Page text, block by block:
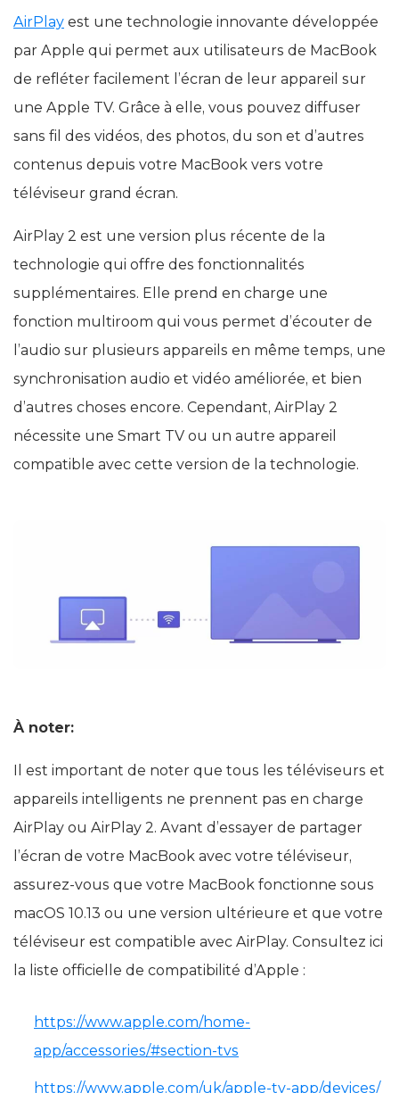
AirPlay est une technologie innovante développée
par Apple qui permet aux utilisateurs de MacBook
de refléter facilement l’écran de leur appareil sur
une Apple TV. Grâce à elle, vous pouvez diffuser
sans fil des vidéos, des photos, du son et d’autres
contenus depuis votre MacBook vers votre
téléviseur grand écran.
AirPlay 2 est une version plus récente de la
technologie qui offre des fonctionnalités
supplémentaires. Elle prend en charge une
fonction multiroom qui vous permet d’écouter de
l’audio sur plusieurs appareils en même temps, une
synchronisation audio et vidéo améliorée, et bien
d’autres choses encore. Cependant, AirPlay 2
nécessite une Smart TV ou un autre appareil
compatible avec cette version de la technologie.
À noter:
Il est important de noter que tous les téléviseurs et
appareils intelligents ne prennent pas en charge
AirPlay ou AirPlay 2. Avant d’essayer de partager
l’écran de votre MacBook avec votre téléviseur,
assurez-vous que votre MacBook fonctionne sous
macOS 10.13 ou une version ultérieure et que votre
téléviseur est compatible avec AirPlay. Consultez ici
la liste officielle de compatibilité d’Apple :
https://www.apple.com/home-
app/accessories/#section-tvs
https://www.apple.com/uk/apple-tv-app/devices/